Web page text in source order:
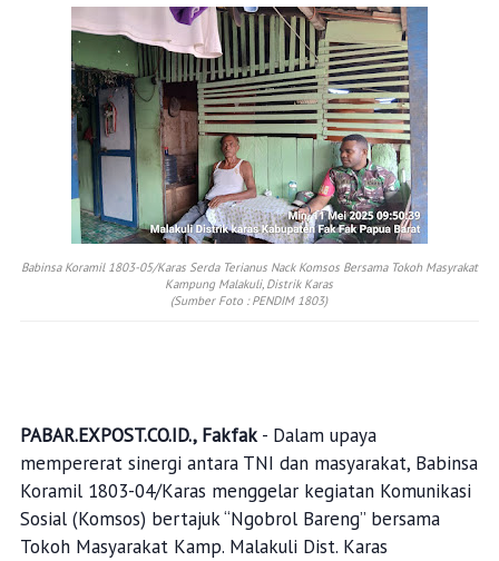
Babinsa Koramil 1803-05/Karas Serda Terianus Nack Komsos Bersama Tokoh Masyrakat
Kampung Malakuli, Distrik Karas
(Sumber Foto : PENDIM 1803)
PABAR.EXPOST.CO.ID., Fakfak- Dalam upaya
mempererat sinergi antara TNI dan masyarakat, Babinsa
Koramil 1803-04/Karas menggelar kegiatan Komunikasi
Sosial (Komsos) bertajuk “Ngobrol Bareng” bersama
Tokoh Masyarakat Kamp. Malakuli Dist. Karas